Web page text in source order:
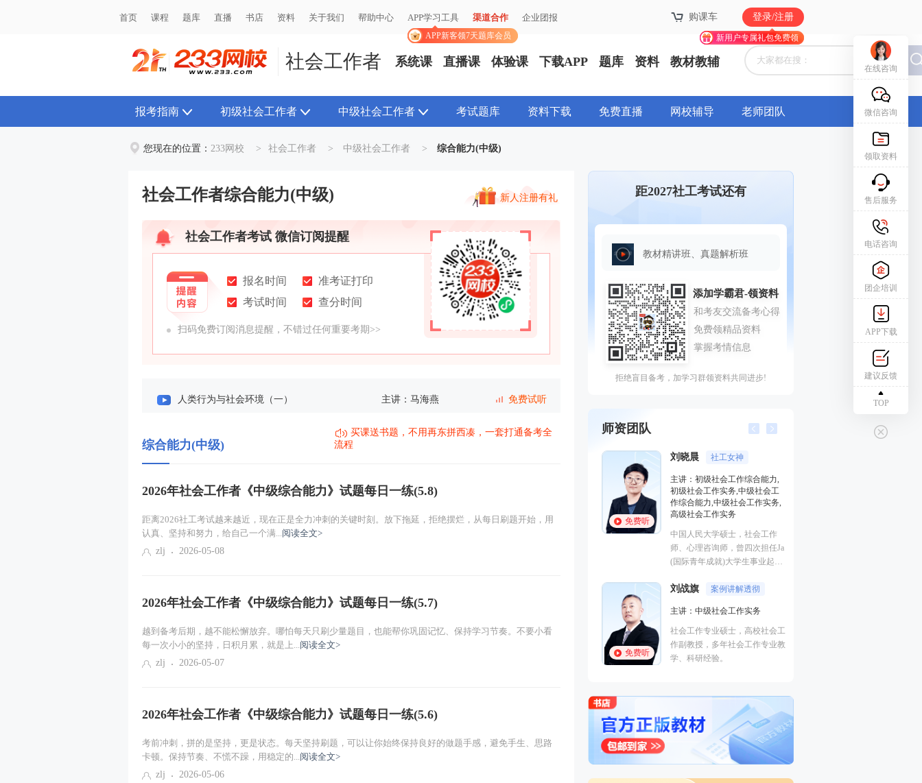
首页 课程 题库 直播 书店 资料 关于我们 帮助中心 APP学习工具
APP新客领7天题库会员
渠道合作 企业团报 购课车 登录/注册
新用户专属礼包免费领
首页 课程 题库 直播 书店 资料 关于我们 帮助中心 APP学习工具
APP新客领7天题库会员
渠道合作 企业团报 购课车 登录/注册
新用户专属礼包免费领
社会工作者 系统课 直播课 体验课 下载APP 题库 资料 教材教辅
报考指南 初级社会工作者 中级社会工作者 考试题库 资料下载 免费直播 网校辅导 老师团队
您现在的位置： 233网校 > 社会工作者 > 中级社会工作者 > 综合能力(中级)
社会工作者综合能力(中级) 新人注册有礼
社会工作者考试 微信订阅提醒
报名时间
准考证打印
考试时间
查分时间
扫码免费订阅消息提醒，不错过任何重要考期>>
人类行为与社会环境（一） 主讲：马海燕 免费试听
主讲：马海燕 免费试听
社区社会工作服务方法（一） 主讲：马海燕
社会工作服务的管理（一）
社会工作服务的内涵（一） 主讲：马海燕
社会工作服务发展的基本原则（一） 主讲：马海燕 免费试听
综合能力(中级)
买课送书题，不用再东拼西凑，一套打通备考全
流程
2026年社会工作者《中级综合能力》试题每日一练(5.8)
距离2026社工考试越来越近，现在正是全力冲刺的关键时刻。放下拖延，拒绝摆烂，从每日刷题开始，用
认真、坚持和努力，给自己一个满...阅读全文>
zlj
2026-05-08
2026年社会工作者《中级综合能力》试题每日一练(5.7)
越到备考后期，越不能松懈放弃。哪怕每天只刷少量题目，也能帮你巩固记忆、保持学习节奏。不要小看
每一次小小的坚持，日积月累，就是上...阅读全文>
zlj
2026-05-07
2026年社会工作者《中级综合能力》试题每日一练(5.6)
考前冲刺，拼的是坚持，更是状态。每天坚持刷题，可以让你始终保持良好的做题手感，避免手生、思路
卡顿。保持节奏、不慌不躁，用稳定的...阅读全文>
zlj
2026-05-06
距2027社工考试还有
教材精讲班、真题解析班
拒绝盲目备考，加学习群领资料共同进步!
师资团队
免费听
刘晓晨 社工女神
主讲：初级社会工作综合能力,
初级社会工作实务,中级社会工
作综合能力,中级社会工作实务,
高级社会工作实务
中国人民大学硕士，社会工作
师、心理咨询师，曾四次担任Ja
(国际青年成就)大学生事业起航
利》、《中国社会报》、《中国
报刊杂志发表专业文章20余篇。
议题包括：儿童权利、社区发
展、社会性别、NGO倡导等。
免费听
刘战旗 案例讲解透彻
主讲：中级社会工作实务
社会工作专业硕士，高校社会工
作副教授，多年社会工作专业教
学、科研经验。
在线咨询
微信咨询
领取资料
售后服务
电话咨询
团企培训
APP下载
建议反馈
TOP